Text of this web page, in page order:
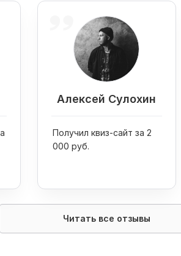
Алексей Сулохин
Получил квиз-сайт за 2
000 руб.
Читать все отзывы